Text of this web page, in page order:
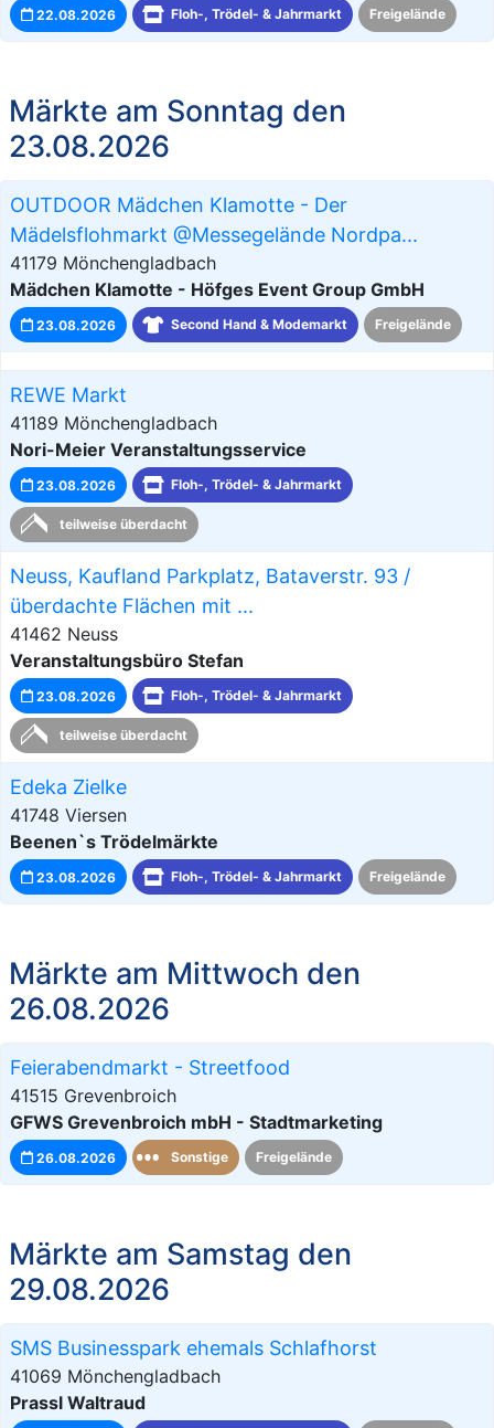
22.08.2026 Floh-, Trödel- & Jahrmarkt Freigelände
Märkte am Sonntag den
23.08.2026
OUTDOOR Mädchen Klamotte - Der
Mädelsflohmarkt @Messegelände Nordpa...
41179 Mönchengladbach
Mädchen Klamotte - Höfges Event Group GmbH
23.08.2026 Second Hand & Modemarkt Freigelände
REWE Markt
41189 Mönchengladbach
Nori-Meier Veranstaltungsservice
23.08.2026 Floh-, Trödel- & Jahrmarkt
teilweise überdacht
Neuss, Kaufland Parkplatz, Bataverstr. 93 /
überdachte Flächen mit ...
41462 Neuss
Veranstaltungsbüro Stefan
23.08.2026 Floh-, Trödel- & Jahrmarkt
teilweise überdacht
Edeka Zielke
41748 Viersen
Beenen`s Trödelmärkte
23.08.2026 Floh-, Trödel- & Jahrmarkt Freigelände
Märkte am Mittwoch den
26.08.2026
Feierabendmarkt - Streetfood
41515 Grevenbroich
GFWS Grevenbroich mbH - Stadtmarketing
26.08.2026 Sonstige Freigelände
Märkte am Samstag den
29.08.2026
SMS Businesspark ehemals Schlafhorst
41069 Mönchengladbach
Prassl Waltraud